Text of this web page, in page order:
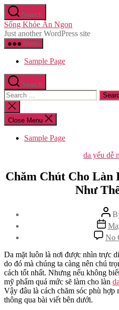
Skip
to
the
content
Search
Sống Khỏe Ăn Ngon
Just another WordPress site
Menu
Sample Page
Search
Search
for:
Close
search
Close Menu
Sample Page
da yếu dễ
Chăm Chút Cho Làn
Như
Post
Post
date
No
Da mặt luôn là nơi được nhìn trực
do đó mà chúng ta càng nên chú
cách tốt nhất. Nhưng nếu không
mỹ phẩm quá mức sẽ làm cho làn
Vậy đâu là cách chăm sóc phù hợp
thông qua bài viết bên dưới.